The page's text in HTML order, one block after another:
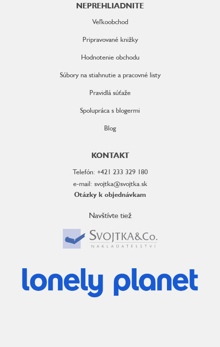
NEPREHLIADNITE
Veľkoobchod
Pripravované knižky
Hodnotenie obchodu
Súbory na stiahnutie a pracovné listy
Pravidlá súťaže
Spolupráca s blogermi
Blog
KONTAKT
Telefón: +421 233 329 180
e-mail: svojtka@svojtka.sk
Otázky k objednávkam
Navštívte tiež